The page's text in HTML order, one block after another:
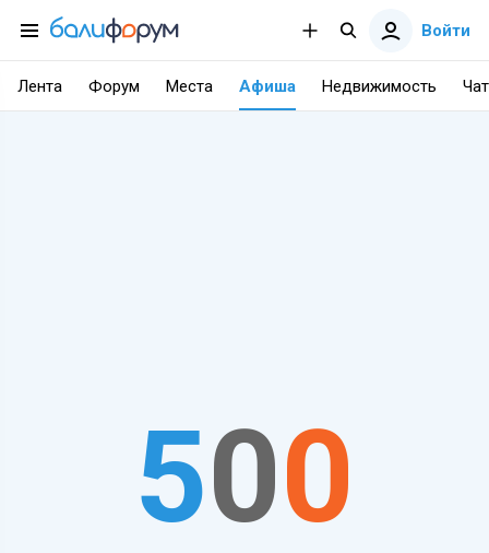
Войти
Лента Форум Места Афиша Недвижимость Чат
500